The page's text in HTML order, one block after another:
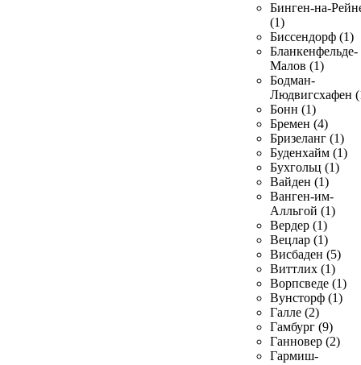
Бинген-на-
(1)
Биссендорф (1)
Бланкенфельде-
Малов (1)
Бодман-
Людвигсхафен
Бонн (1)
Бремен (4)
Бризеланг (1)
Буденхайм (1)
Бухгольц (1)
Вайден (1)
Ванген-им-
Алльгой (1)
Вердер (1)
Вецлар (1)
Висбаден (5)
Виттлих (1)
Ворпсведе (1)
Вунсторф (1)
Галле (2)
Гамбург (9)
Ганновер (2)
Гармиш-